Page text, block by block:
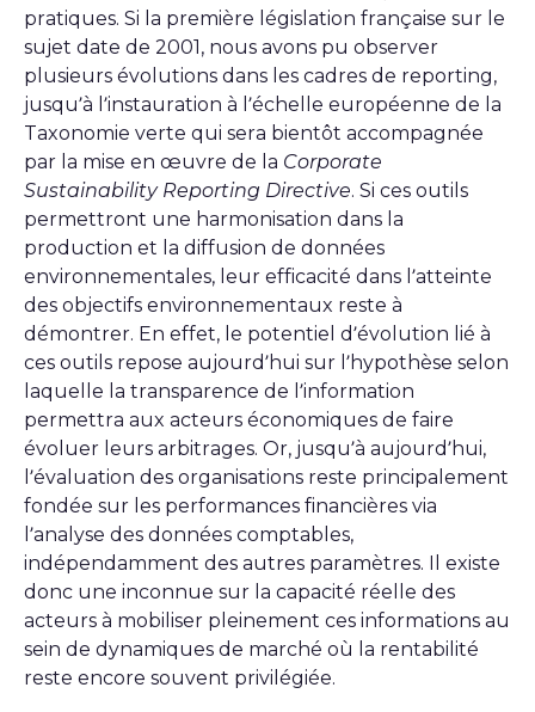
pratiques. Si la première législation française sur le
sujet date de 2001, nous avons pu observer
plusieurs évolutions dans les cadres de reporting,
jusqu’à l’instauration à l’échelle européenne de la
Taxonomie verte qui sera bientôt accompagnée
par la mise en œuvre de la Corporate
Sustainability Reporting Directive. Si ces outils
permettront une harmonisation dans la
production et la diffusion de données
environnementales, leur efficacité dans l’atteinte
des objectifs environnementaux reste à
démontrer. En effet, le potentiel d’évolution lié à
ces outils repose aujourd’hui sur l’hypothèse selon
laquelle la transparence de l’information
permettra aux acteurs économiques de faire
évoluer leurs arbitrages. Or, jusqu’à aujourd’hui,
l’évaluation des organisations reste principalement
fondée sur les performances financières via
l’analyse des données comptables,
indépendamment des autres paramètres. Il existe
donc une inconnue sur la capacité réelle des
acteurs à mobiliser pleinement ces informations au
sein de dynamiques de marché où la rentabilité
reste encore souvent privilégiée.